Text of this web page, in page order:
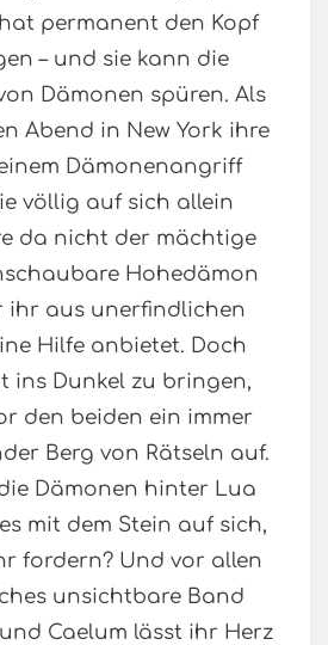
permanent den Kopf
– und sie kann die
Dämonen spüren. Als
Abend in New York ihre
Dämonenangriff
völlig auf sich allein
da nicht der mächtige
Hohedämon
ihr aus unerfindlichen
Hilfe anbietet. Doch
ins Dunkel zu bringen,
den beiden ein immer
Berg von Rätseln auf.
Dämonen hinter Lua
mit dem Stein auf sich,
fordern? Und vor allen
unsichtbare Band
Caelum lässt ihr Herz